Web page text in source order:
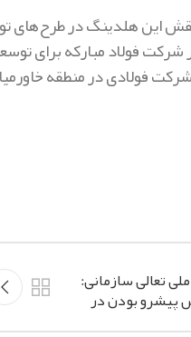
این هلدینگ در طرح‌های
شرکت فولاد مبارکه برای
فولادی در منطقه
تعالی سازمانی:
پیشرو بودن در